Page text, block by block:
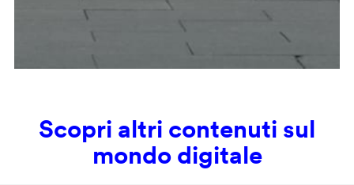
Scopri altri contenuti sul
mondo digitale